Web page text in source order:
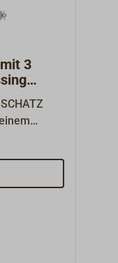
3
Der
werden.